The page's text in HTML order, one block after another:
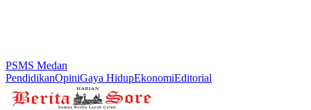
PSMS Medan
PendidikanOpiniGaya HidupEkonomiEditorial